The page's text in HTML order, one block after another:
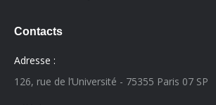
Contacts
Adresse :
126, rue de l’Université - 75355 Paris 07 SP